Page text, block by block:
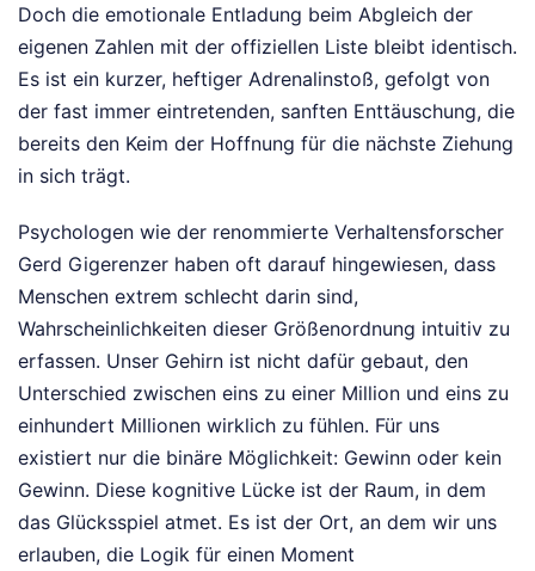
Doch die emotionale Entladung beim Abgleich der
eigenen Zahlen mit der offiziellen Liste bleibt identisch.
Es ist ein kurzer, heftiger Adrenalinstoß, gefolgt von
der fast immer eintretenden, sanften Enttäuschung, die
bereits den Keim der Hoffnung für die nächste Ziehung
in sich trägt.
Psychologen wie der renommierte Verhaltensforscher
Gerd Gigerenzer haben oft darauf hingewiesen, dass
Menschen extrem schlecht darin sind,
Wahrscheinlichkeiten dieser Größenordnung intuitiv zu
erfassen. Unser Gehirn ist nicht dafür gebaut, den
Unterschied zwischen eins zu einer Million und eins zu
einhundert Millionen wirklich zu fühlen. Für uns
existiert nur die binäre Möglichkeit: Gewinn oder kein
Gewinn. Diese kognitive Lücke ist der Raum, in dem
das Glücksspiel atmet. Es ist der Ort, an dem wir uns
erlauben, die Logik für einen Moment